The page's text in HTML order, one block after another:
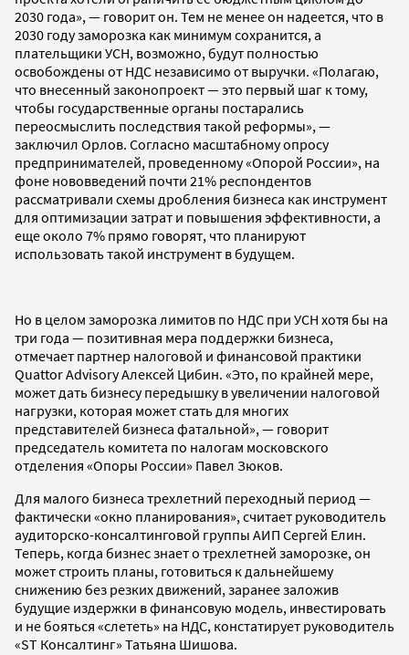
2030 года», — говорит он. Тем не менее он надеется, что в
2030 году заморозка как минимум сохранится, а
плательщики УСН, возможно, будут полностью
освобождены от НДС независимо от выручки. «Полагаю,
что внесенный законопроект — это первый шаг к тому,
чтобы государственные органы постарались
переосмыслить последствия такой реформы», —
заключил Орлов. Согласно масштабному опросу
предпринимателей, проведенному «Опорой России», на
фоне нововведений почти 21% респондентов
рассматривали схемы дробления бизнеса как инструмент
для оптимизации затрат и повышения эффективности, а
еще около 7% прямо говорят, что планируют
использовать такой инструмент в будущем.
Но в целом заморозка лимитов по НДС при УСН хотя бы на
три года — позитивная мера поддержки бизнеса,
отмечает партнер налоговой и финансовой практики
Quattor Advisory Алексей Цибин. «Это, по крайней мере,
может дать бизнесу передышку в увеличении налоговой
нагрузки, которая может стать для многих
представителей бизнеса фатальной», — говорит
председатель комитета по налогам московского
отделения «Опоры России» Павел Зюков.
Для малого бизнеса трехлетний переходный период —
фактически «окно планирования», считает руководитель
аудиторско-консалтинговой группы АИП Сергей Елин.
Теперь, когда бизнес знает о трехлетней заморозке, он
может строить планы, готовиться к дальнейшему
снижению без резких движений, заранее заложив
будущие издержки в финансовую модель, инвестировать
и не бояться «слететь» на НДС, констатирует руководитель
«ST Консалтинг» Татьяна Шишова.